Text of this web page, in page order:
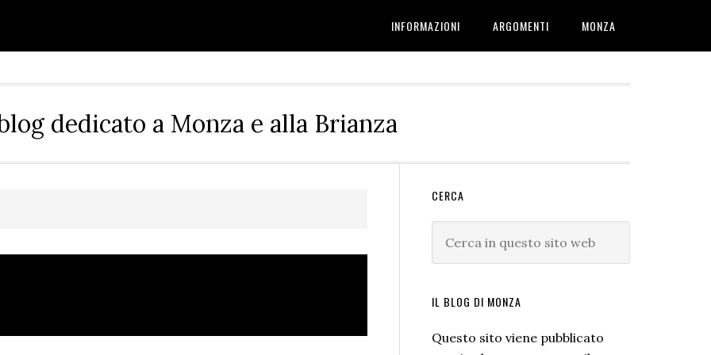
INFORMAZIONI ARGOMENTI MONZA
dedicato a Monza e alla Brianza
Barra
laterale
primaria
CERCA
IL BLOG DI MONZA
Questo sito viene pubblicato